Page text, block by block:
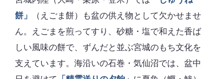
餅」
（えごま餅）も盆の供え物として欠かせませ
ん。えごまを煎ってすり、砂糖・塩で和えた香ば
しい風味の餅で、ずんだと並ぶ宮城のもち文化を
支えています。海沿いの石巻・気仙沼では、盆中